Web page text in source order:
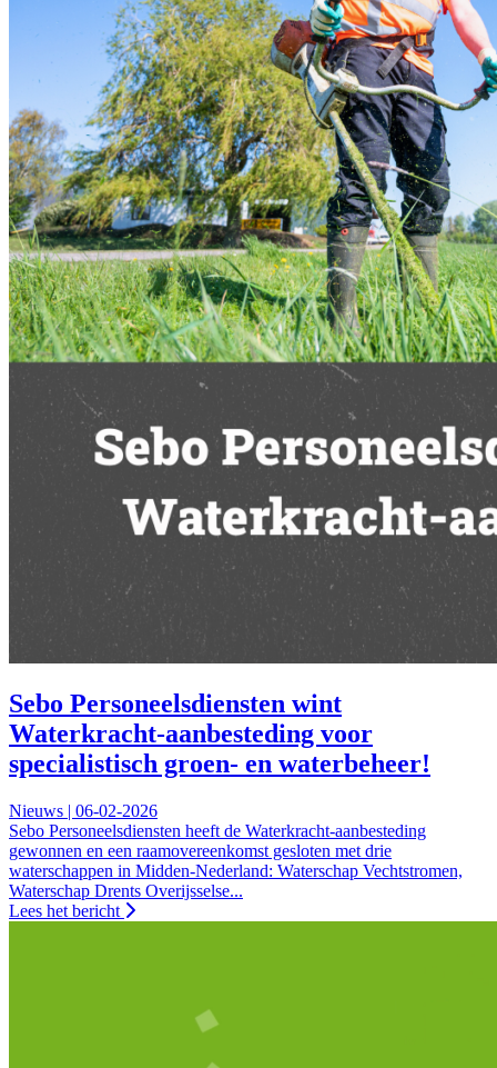
Sebo Personeelsdiensten wint
Waterkracht-aanbesteding voor
specialistisch groen- en waterbeheer!
Nieuws | 06-02-2026
Sebo Personeelsdiensten heeft de Waterkracht-aanbesteding
gewonnen en een raamovereenkomst gesloten met drie
waterschappen in Midden-Nederland: Waterschap Vechtstromen,
Waterschap Drents Overijsselse...
Lees het bericht